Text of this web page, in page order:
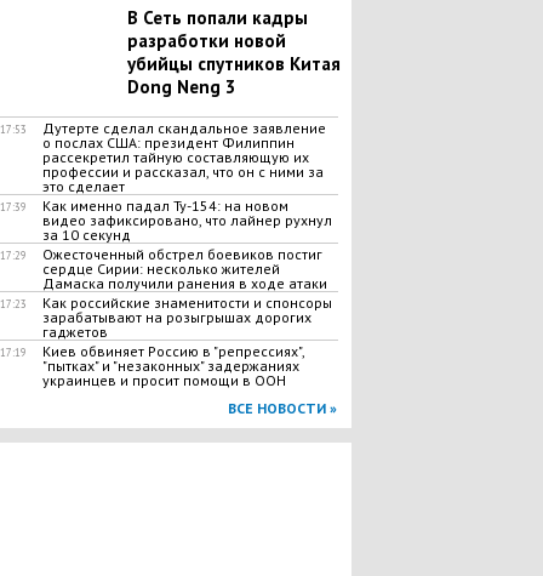
В Сеть попали кадры
разработки новой
убийцы спутников Китая
Dong Neng 3
17:53
Дутерте сделал скандальное заявление
о послах США: президент Филиппин
рассекретил тайную составляющую их
профессии и рассказал, что он с ними за
это сделает
17:39
Как именно падал Ту-154: на новом
видео зафиксировано, что лайнер рухнул
за 10 секунд
17:29
Ожесточенный обстрел боевиков постиг
сердце Сирии: несколько жителей
Дамаска получили ранения в ходе атаки
17:23
Как российские знаменитости и спонсоры
зарабатывают на розыгрышах дорогих
гаджетов
17:19
Киев обвиняет Россию в "репрессиях",
"пытках" и "незаконных" задержаниях
украинцев и просит помощи в ООН
ВСЕ НОВОСТИ »